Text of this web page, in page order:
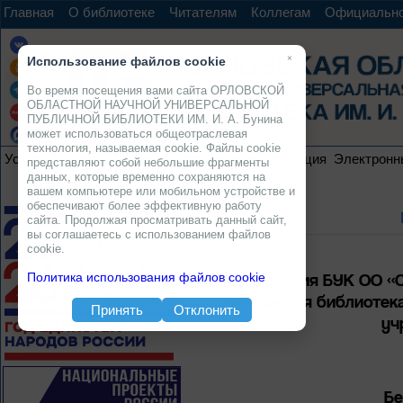
Главная О библиотеке Читателям Коллегам
Услуги Ресурсы Проекты Электронная коллекция
Мероприятия БУК ОО
публичная
×
Использование файлов cookie
Во время посещения вами сайта ОРЛОВСКОЙ
ОБЛАСТНОЙ НАУЧНОЙ УНИВЕРСАЛЬНОЙ
ПУБЛИЧНОЙ БИБЛИОТЕКИ ИМ. И. А. Бунина
может использоваться общеотраслевая
технология, называемая cookie. Файлы cookie
представляют собой небольшие фрагменты
данных, которые временно сохраняются на
вашем компьютере или мобильном устройстве и
обеспечивают более эффективную работу
сайта. Продолжая просматривать данный сайт,
вы соглашаетесь с использованием файлов
cookie.
Политика использования файлов cookie
Принять Отклонить